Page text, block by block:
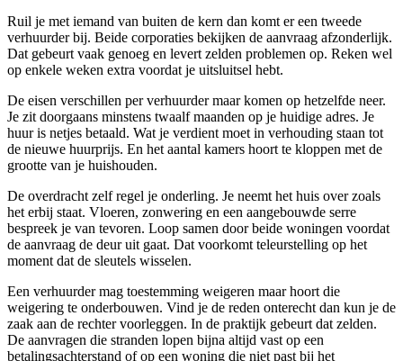
Ruil je met iemand van buiten de kern dan komt er een tweede
verhuurder bij. Beide corporaties bekijken de aanvraag afzonderlijk.
Dat gebeurt vaak genoeg en levert zelden problemen op. Reken wel
op enkele weken extra voordat je uitsluitsel hebt.
De eisen verschillen per verhuurder maar komen op hetzelfde neer.
Je zit doorgaans minstens twaalf maanden op je huidige adres. Je
huur is netjes betaald. Wat je verdient moet in verhouding staan tot
de nieuwe huurprijs. En het aantal kamers hoort te kloppen met de
grootte van je huishouden.
De overdracht zelf regel je onderling. Je neemt het huis over zoals
het erbij staat. Vloeren, zonwering en een aangebouwde serre
bespreek je van tevoren. Loop samen door beide woningen voordat
de aanvraag de deur uit gaat. Dat voorkomt teleurstelling op het
moment dat de sleutels wisselen.
Een verhuurder mag toestemming weigeren maar hoort die
weigering te onderbouwen. Vind je de reden onterecht dan kun je de
zaak aan de rechter voorleggen. In de praktijk gebeurt dat zelden.
De aanvragen die stranden lopen bijna altijd vast op een
betalingsachterstand of op een woning die niet past bij het